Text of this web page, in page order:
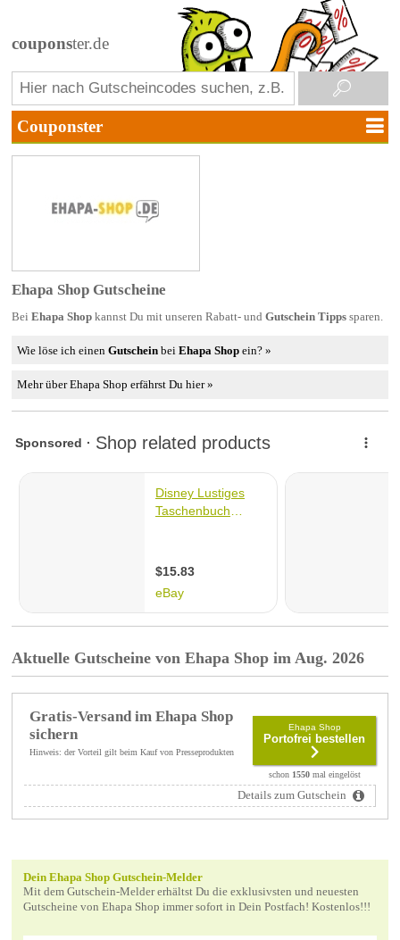
couponster.de
Ehapa Shop Gutscheine
Bei Ehapa Shopkannst Du mit unseren Rabatt- und Gutschein Tippssparen.
Wie löse ich einenGutschein beiEhapa Shop ein? »
Mehr über Ehapa Shop erfährst Du hier »
Aktuelle Gutscheine von Ehapa Shop im Aug. 2026
Gratis-Versand im Ehapa Shop
sichern
Hinweis: der Vorteil gilt beim Kauf von Presseprodukten
Ehapa Shop
Portofrei bestellen
schon 1550mal eingelöst
Details zum Gutschein
Dein Ehapa Shop Gutschein-Melder
Mit dem Gutschein-Melder erhältst Du die exklusivsten und neuesten
Gutscheine von Ehapa Shop immer sofort in Dein Postfach! Kostenlos!!!